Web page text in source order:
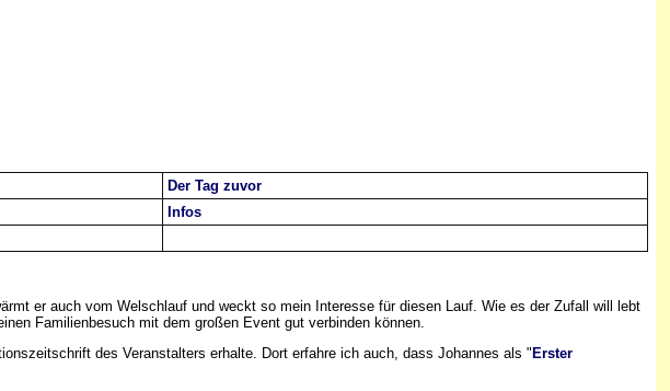
Der Tag zuvor
Infos
er auch vom Welschlauf und weckt so mein Interesse für diesen Lauf. Wie es der Zufall will lebt
Familienbesuch mit dem großen Event gut verbinden können.
des Veranstalters erhalte. Dort erfahre ich auch, dass Johannes als " Erster